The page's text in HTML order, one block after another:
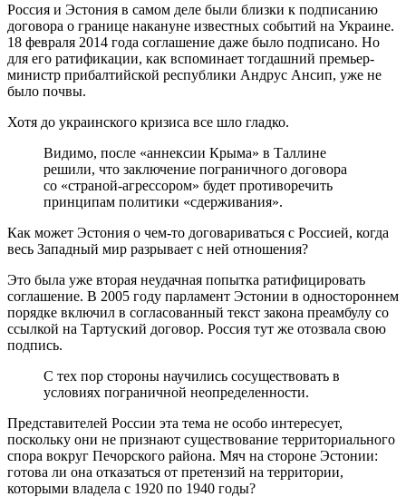
Россия и Эстония в самом деле были близки к подписанию
договора о границе накануне известных событий на Украине.
18 февраля 2014 года соглашение даже было подписано. Но
для его ратификации, как вспоминает тогдашний премьер-
министр прибалтийской республики Андрус Ансип, уже не
было почвы.
Хотя до украинского кризиса все шло гладко.
Видимо, после «аннексии Крыма» в Таллине
решили, что заключение пограничного договора
со «страной-агрессором» будет противоречить
принципам политики «сдерживания».
Как может Эстония о чем-то договариваться с Россией, когда
весь Западный мир разрывает с ней отношения?
Это была уже вторая неудачная попытка ратифицировать
соглашение. В 2005 году парламент Эстонии в одностороннем
порядке включил в согласованный текст закона преамбулу со
ссылкой на Тартуский договор. Россия тут же отозвала свою
подпись.
С тех пор стороны научились сосуществовать в
условиях пограничной неопределенности.
Представителей России эта тема не особо интересует,
поскольку они не признают существование территориального
спора вокруг Печорского района. Мяч на стороне Эстонии:
готова ли она отказаться от претензий на территории,
которыми владела с 1920 по 1940 годы?